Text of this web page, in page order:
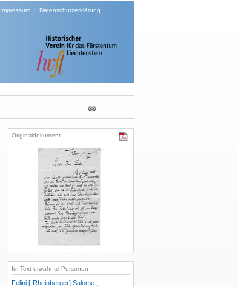
Impressum| Datenschutzerklärung
Originaldokument
Im Text erwähnte Personen
Felini [-Rheinberger] Salome ;